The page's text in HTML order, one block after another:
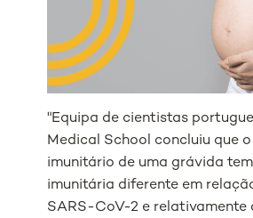
"Equipa de cientistas
Medical School concluiu que
imunitário de uma grávida
imunitária diferente em
SARS-CoV-2 e relativamente